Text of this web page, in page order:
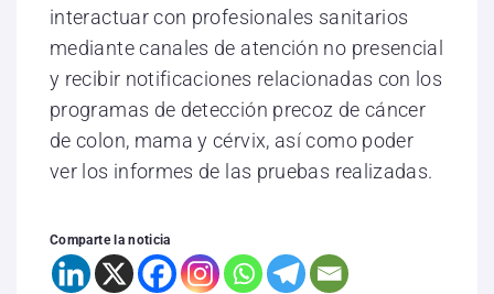
interactuar con profesionales sanitarios
mediante canales de atención no presencial
y recibir notificaciones relacionadas con los
programas de detección precoz de cáncer
de colon, mama y cérvix, así como poder
ver los informes de las pruebas realizadas.
Comparte la noticia